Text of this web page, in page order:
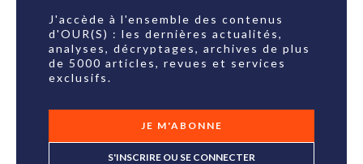
J'accède à l'ensemble des contenus
d'OUR(S) : les dernières actualités,
analyses, décryptages, archives de plus
de 5000 articles, revues et services
exclusifs.
JE M'ABONNE
S'INSCRIRE OU SE CONNECTER